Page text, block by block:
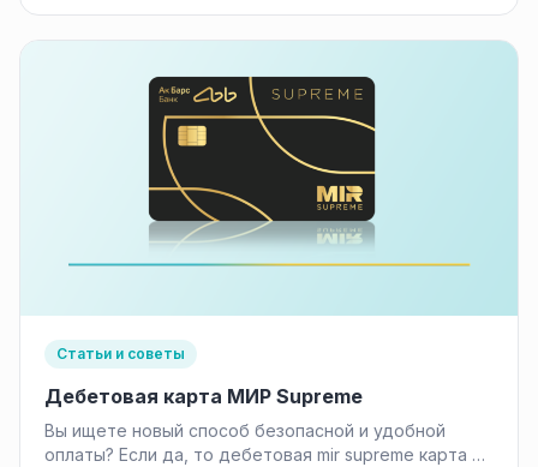
Статьи и советы
Дебетовая карта МИР Supreme
Вы ищете новый способ безопасной и удобной
оплаты? Если да, то дебетовая mir supreme карта от